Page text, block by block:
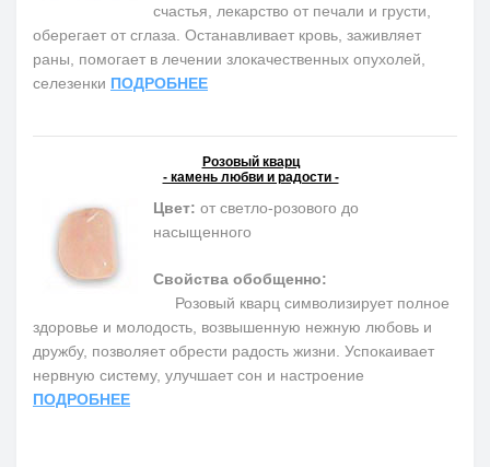
счастья, лекарство от печали и грусти,
оберегает от сглаза. Останавливает кровь, заживляет
раны, помогает в лечении злокачественных опухолей,
селезенки ПОДРОБНЕЕ
Розовый кварц
- камень любви и радости -
Цвет: от светло-розового до
насыщенного
Свойства обобщенно:
Розовый кварц символизирует полное
здоровье и молодость, возвышенную нежную любовь и
дружбу, позволяет обрести радость жизни. Успокаивает
нервную систему, улучшает сон и настроение
ПОДРОБНЕЕ